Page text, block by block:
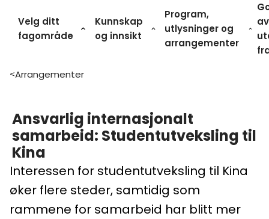
Velg ditt
fagområde
Kunnskap
og innsikt
Program,
utlysninger og
arrangementer
av
>Arrangementer
Ansvarlig internasjonalt
samarbeid: Studentutveksling til
Kina
Interessen for studentutveksling til Kina
øker flere steder, samtidig som
rammene for samarbeid har blitt mer